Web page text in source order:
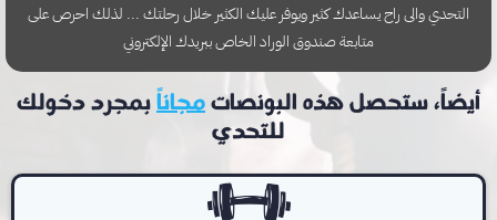
التحدي والى راح يساعدك كثير ويوفر عليك الكثير خلال رحلتك ... لذلك احرص على
متابعة صندوق الوراد الخاص ببريدك الإلكتروني
أيضاً، ستحصل هذه البونصاتمجاناًبمجرد دخولك
للتحدي